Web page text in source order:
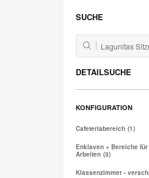
SUCHE
DETAILSUCHE
KONFIGURATION
Cafeteriabereich 1
Enklaven + Bereiche
Arbeiten 3
Klassenzimmer -